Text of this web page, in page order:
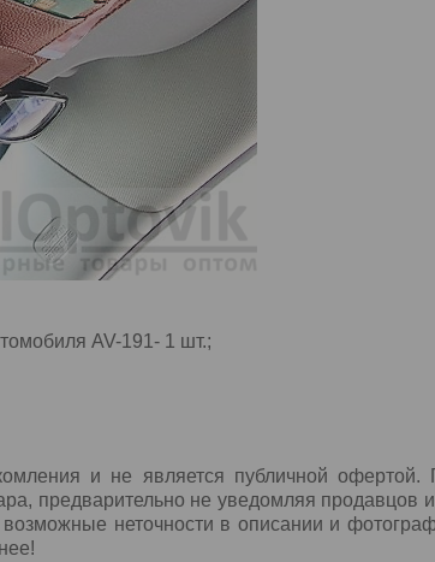
AV-191- 1 шт.;
и не является публичной офертой.
предварительно не уведомляя продавцов
неточности в описании и